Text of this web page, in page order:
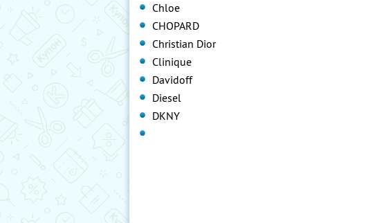
Chloe
CHOPARD
Christian Dior
Clinique
Davidoff
Diesel
DKNY